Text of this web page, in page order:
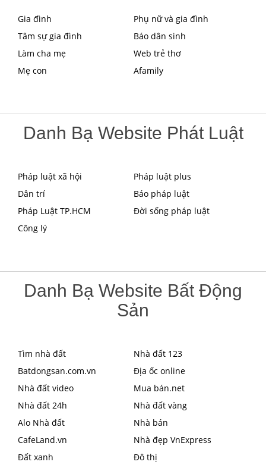
Gia đình
Phụ nữ và gia đình
Tâm sự gia đình
Báo dân sinh
Làm cha mẹ
Web trẻ thơ
Mẹ con
Afamily
Danh Bạ Website Phát Luật
Pháp luật xã hội
Pháp luật plus
Dân trí
Báo pháp luật
Pháp Luật TP.HCM
Đời sống pháp luật
Công lý
Danh Bạ Website Bất Động
Sản
Tìm nhà đất
Nhà đất 123
Batdongsan.com.vn
Địa ốc online
Nhà đất video
Mua bán.net
Nhà đất 24h
Nhà đất vàng
Alo Nhà đất
Nhà bán
CafeLand.vn
Nhà đẹp VnExpress
Đất xanh
Đô thị